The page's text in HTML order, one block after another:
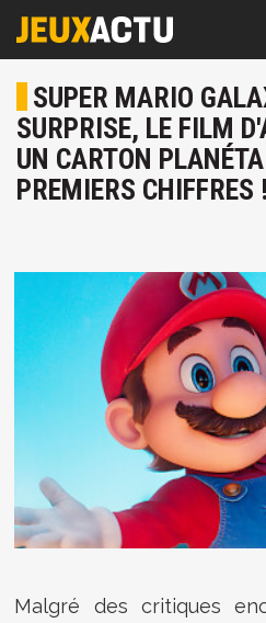
SUPER MARIO
SURPRISE, LE FILM
UN CARTON
PREMIERS CHIFFRES !
Malgré des critiques